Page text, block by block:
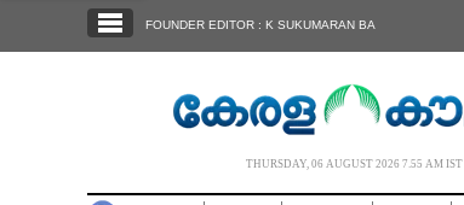
NOTIFIED NEWS
FOUNDER EDITOR : K SUKUMARAN BA
THURSDAY, 06 AUGUST 2026 7.55 AM IST